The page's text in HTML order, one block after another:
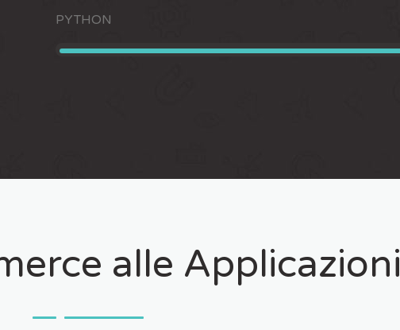
PYTHON
alle Applicazioni